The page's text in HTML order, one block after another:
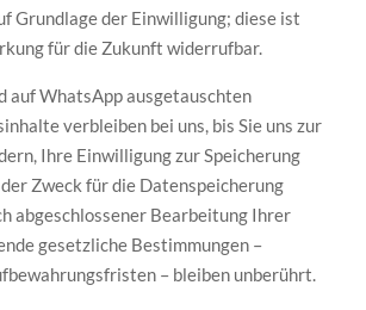
Grundlage der Einwilligung; diese ist
für die Zukunft widerrufbar.
auf WhatsApp ausgetauschten
verbleiben bei uns, bis Sie uns zur
Ihre Einwilligung zur Speicherung
Zweck für die Datenspeicherung
abgeschlossener Bearbeitung Ihrer
gesetzliche Bestimmungen –
– bleiben unberührt.